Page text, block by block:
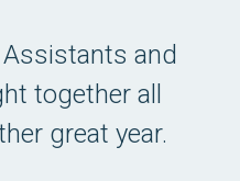
and
together all
great year.